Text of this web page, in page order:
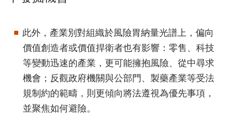
此外，產業別對組織於風險胃納量光譜上，偏向
價值創造者或價值捍衛者也有影響：零售、科技
等變動迅速的產業，更可能擁抱風險、從中尋求
機會；反觀政府機關與公部門、製藥產業等受法
規制約的範疇，則更傾向將法遵視為優先事項，
並聚焦如何避險。